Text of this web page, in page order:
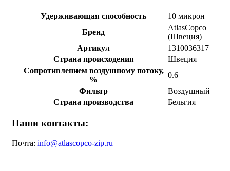
Удерживающая способность
10 микрон
Бренд
AtlasCopco
(Швеция)
Артикул
1310036317
Страна происходения
Швеция
Сопротивлением воздушному потоку,
%
0.6
Фильтр
Воздушный
Страна производства
Бельгия
Наши контакты:
Почта: info@atlascopco-zip.ru